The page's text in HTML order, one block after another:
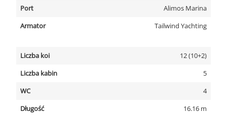
Port
Alimos Marina
Armator
Tailwind Yachting
Liczba koi
12 (10+2)
Liczba kabin
5
WC
4
Długość
16.16 m